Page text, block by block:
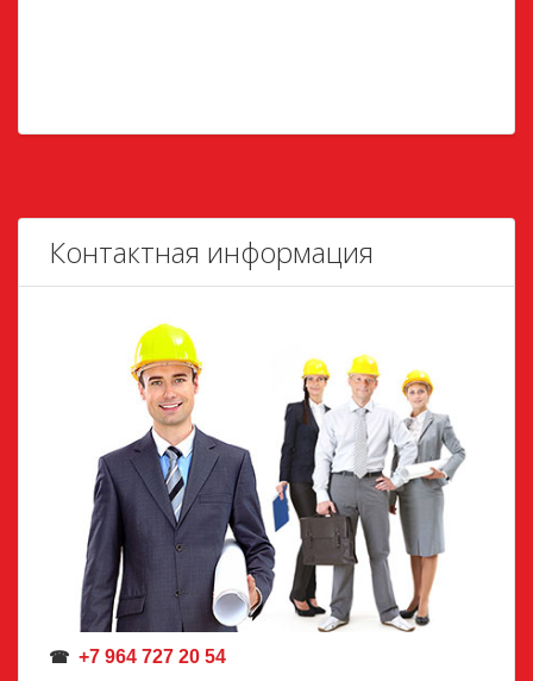
Контактная информация
☎ +7 964 727 20 54